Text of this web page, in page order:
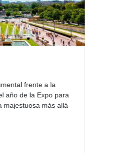
"Les Champs" (Los
los parisinos, han sido
la "grandeur" de Francia